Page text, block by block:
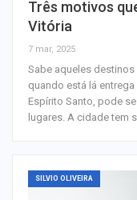
Três motivos
Vitória
7 mar, 2025
Sabe aqueles
quando está lá
Espírito Santo, pode
lugares. A cidade tem
SILVIO OLIVEIRA